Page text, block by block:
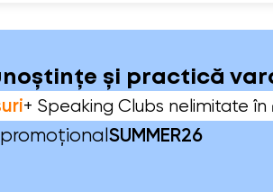
și practică
+ Speaking Clubs nelimitate în
SUMMER26